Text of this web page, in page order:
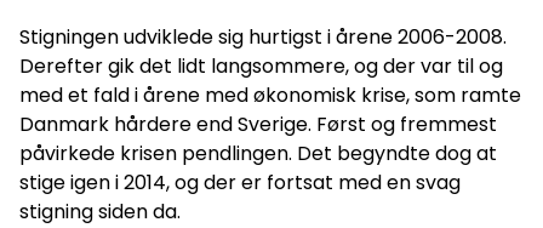
Stigningen udviklede sig hurtigst i årene 2006-2008.
Derefter gik det lidt langsommere, og der var til og
med et fald i årene med økonomisk krise, som ramte
Danmark hårdere end Sverige. Først og fremmest
påvirkede krisen pendlingen. Det begyndte dog at
stige igen i 2014, og der er fortsat med en svag
stigning siden da.